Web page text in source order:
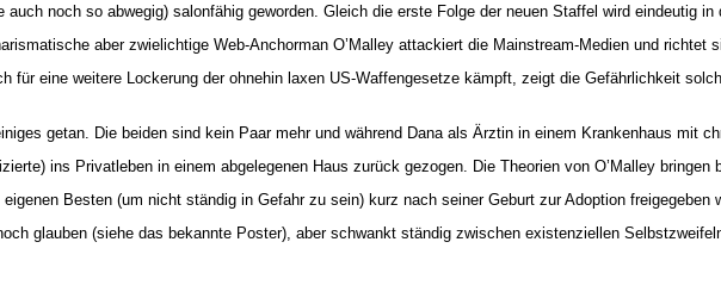
auch noch so abwegig) salonfähig geworden. Gleich die erste Folge der neuen Staffel wird eindeutig
aber zwielichtige Web-Anchorman O’Malley attackiert die Mainstream-Medien und richtet
für eine weitere Lockerung der ohnehin laxen US-Waffengesetze kämpft, zeigt die Gefährlichkeit
getan. Die beiden sind kein Paar mehr und während Dana als Ärztin in einem Krankenhaus mit
ins Privatleben in einem abgelegenen Haus zurück gezogen. Die Theorien von O’Malley
Besten (um nicht ständig in Gefahr zu sein) kurz nach seiner Geburt zur Adoption
glauben (siehe das bekannte Poster), aber schwankt ständig zwischen existenziellen